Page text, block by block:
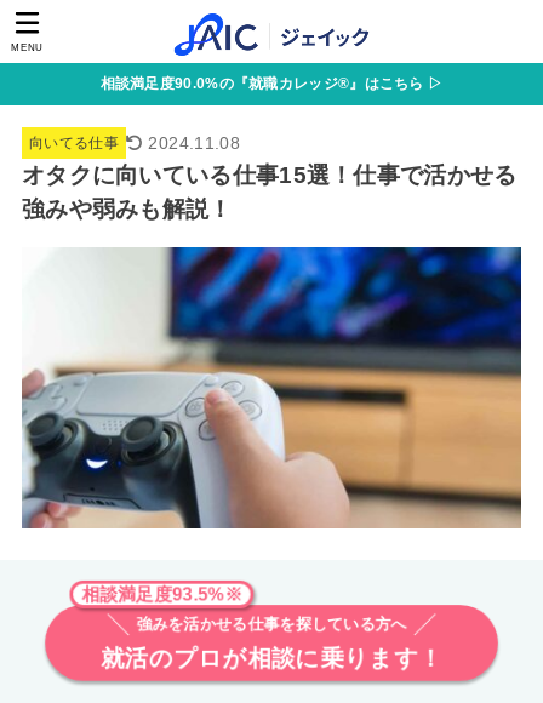
MENU
相談満足度90.0%の『就職カレッジ®』はこちら ▷
向いてる仕事 2024.11.08
オタクに向いている仕事15選！仕事で活かせる
強みや弱みも解説！
相談満足度93.5%※
強みを活かせる仕事を探している方へ
就活のプロが相談に乗ります！